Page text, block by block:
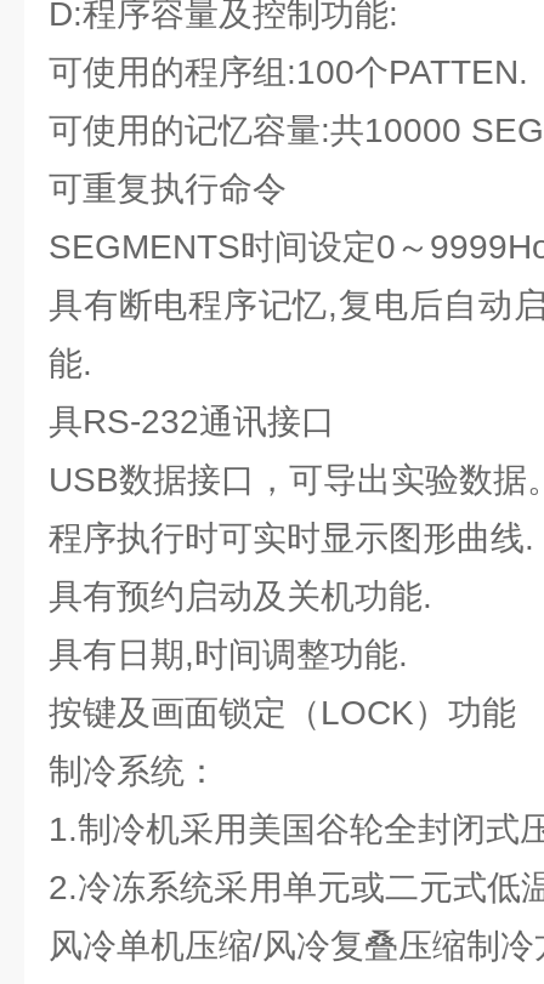
D:程序容量及控制功能:
可使用的程序组:100个PATTEN.
可使用的记忆容量:共10000
可重复执行命令
SEGMENTS时间设定0～
具有断电程序记忆,复电后自动
能.
具RS-232通讯接口
USB数据接口，可导出实验数据
程序执行时可实时显示图形曲线.
具有预约启动及关机功能.
具有日期,时间调整功能.
按键及画面锁定（LOCK）功能
制冷系统：
1.制冷机采用美国谷轮全封闭式
2.冷冻系统采用单元或二元式低
风冷单机压缩/风冷复叠压缩制冷